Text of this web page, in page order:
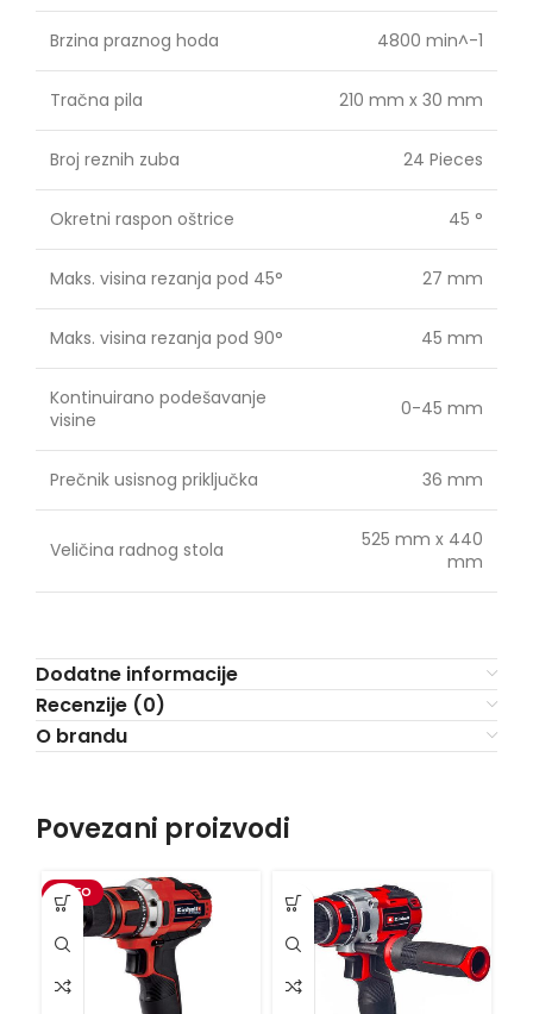
Brzina praznog hoda 4800 min^-1
Tračna pila 210 mm x 30 mm
Broj reznih zuba 24 Pieces
Okretni raspon oštrice 45 °
Maks. visina rezanja pod 45° 27 mm
Maks. visina rezanja pod 90° 45 mm
Kontinuirano podešavanje
visine
0-45 mm
Prečnik usisnog priključka 36 mm
Veličina radnog stola
525 mm x 440
mm
Dodatne informacije
Recenzije (0)
O brandu
Povezani proizvodi
VIDEO